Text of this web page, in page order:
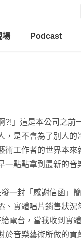
場 Podcast
?!」這是本公司之前
，是不會為了別人的
術工作者的世界本來
點點拿到最新的音
一封「感謝信函」
實體唱片銷售狀況
電台，當我收到實
於音樂藝術所做的貢